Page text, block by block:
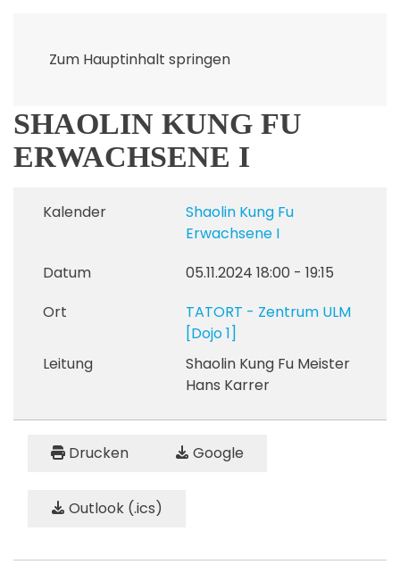
Zum Hauptinhalt springen
SHAOLIN KUNG FU
ERWACHSENE I
Kalender
Shaolin Kung Fu
Erwachsene I
Datum
05.11.2024 18:00 - 19:15
Ort
TATORT - Zentrum ULM
[Dojo 1]
Leitung
Shaolin Kung Fu Meister
Hans Karrer
Drucken Google
Outlook (.ics)